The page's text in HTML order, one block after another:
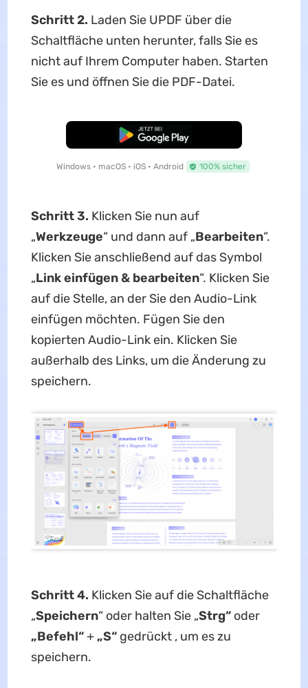
Schritt 2. Laden Sie UPDF über die
Schaltfläche unten herunter, falls Sie es
nicht auf Ihrem Computer haben. Starten
Sie es und öffnen Sie die PDF-Datei.
Kostenloser Download
Windows • macOS • iOS • Android 100% sicher
Schritt 3. Klicken Sie nun auf
„Werkzeuge“ und dann auf „Bearbeiten“.
Klicken Sie anschließend auf das Symbol
„Link einfügen & bearbeiten“. Klicken Sie
auf die Stelle, an der Sie den Audio-Link
einfügen möchten. Fügen Sie den
kopierten Audio-Link ein. Klicken Sie
außerhalb des Links, um die Änderung zu
speichern.
Schritt 4. Klicken Sie auf die Schaltfläche
„Speichern“ oder halten Sie „Strg“oder
„Befehl“+ „S“gedrückt , um es zu
speichern.